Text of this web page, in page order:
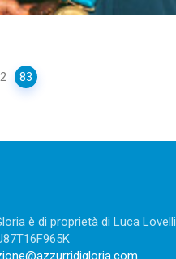
83
è di proprietà di Luca Lovelli